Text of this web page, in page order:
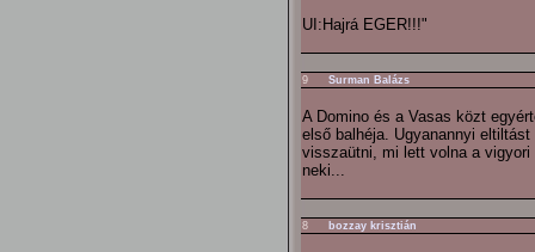
UI:Hajrá EGER!!!"
9 Surman Balázs
A Domino és a Vasas közt
első balhéja. Ugyanannyi
visszaütni, mi lett volna a
neki...
8 bozzay krisztián